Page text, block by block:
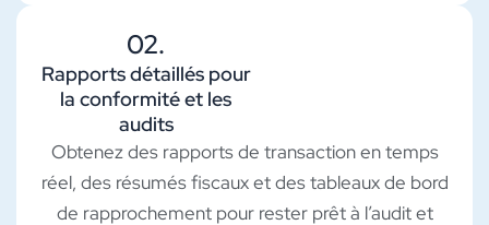
02.
Rapports détaillés pour
la conformité et les
audits
Obtenez des rapports de transaction en temps
réel, des résumés fiscaux et des tableaux de bord
de rapprochement pour rester prêt à l’audit et